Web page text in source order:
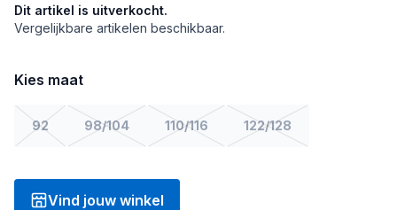
Dit artikel is uitverkocht.
Vergelijkbare artikelen beschikbaar.
Kies maat
92 98/104 110/116 122/128
Vind jouw winkel